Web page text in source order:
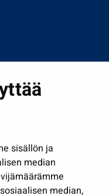
sisällön ja
median
median,